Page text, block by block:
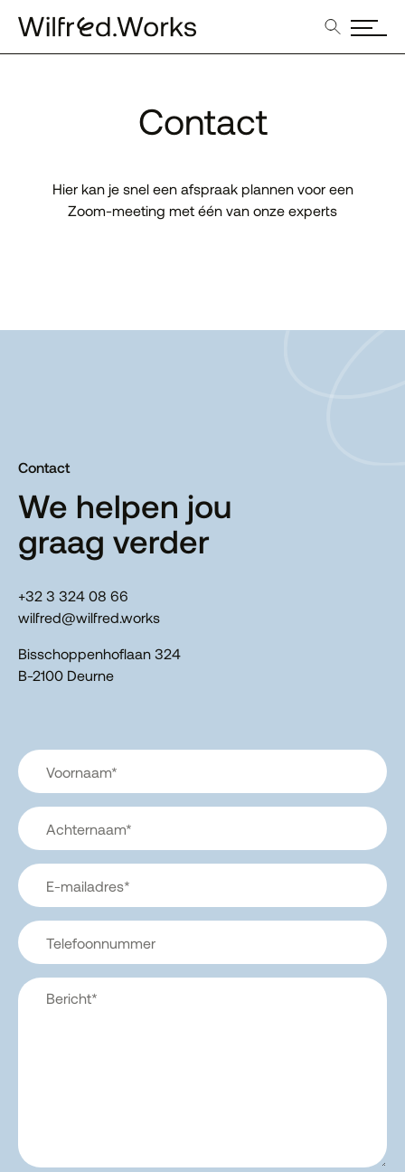
Contact
Hier kan je snel een afspraak plannen voor een
Zoom-meeting met één van onze experts
Contact
We helpen jou
graag verder
+32 3 324 08 66
wilfred@wilfred.works
Bisschoppenhoflaan 324
B-2100 Deurne